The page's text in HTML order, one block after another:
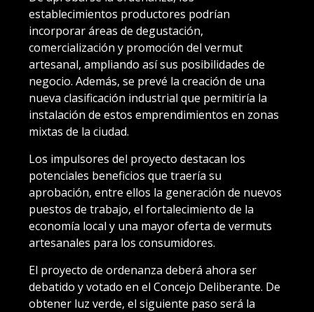
establecimientos productores podrían
incorporar áreas de degustación,
comercialización y promoción del vermut
artesanal, ampliando así sus posibilidades de
negocio. Además, se prevé la creación de una
nueva clasificación industrial que permitiría la
instalación de estos emprendimientos en zonas
mixtas de la ciudad.
Los impulsores del proyecto destacan los
potenciales beneficios que traería su
aprobación, entre ellos la generación de nuevos
puestos de trabajo, el fortalecimiento de la
economía local y una mayor oferta de vermuts
artesanales para los consumidores.
El proyecto de ordenanza deberá ahora ser
debatido y votado en el Concejo Deliberante. De
obtener luz verde, el siguiente paso será la